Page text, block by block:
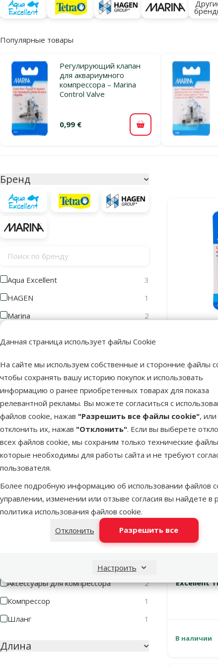
Данная страница использует файлы Cookie
На сайте мы используем собственные и сторонние файлы
чтобы сохранять вашу историю покупок и использовать
информацию о ранее приобретенных товарах для показа
релевантной рекламы. Вы можете согласиться с
файлов cookie, нажав "Разрешить все файлы cookie", или
отклонить их, нажав "Отклонить". Если вы выберете
всех файлов cookie, мы сохраним только технические
которые необходимы для работы сайта и не требуют
пользователя.
Более подробную информацию об использовании файлов
управлении, изменении или отзыве согласия вы найдете в
политика использования файлов cookie.
Отклонить
Разрешить все
Настроить
Популярные товары
Регулирующий клапан
для аквариумного
компрессора – Marina
Control Valve
0,99 € В корзину
Бренд
Поиск по бренду
Aqua Excellent
3
HAGEN
1
Marina
2
Цена
0 €
Оценка
Оценка 100%
0
Оценка 60%
0
Оценка 40%
0
Оценка 20%
0
Аксессуары для компрессора
2
Компрессор
1
Шланг
1
Длина
В наличии
Excellent
В наличии